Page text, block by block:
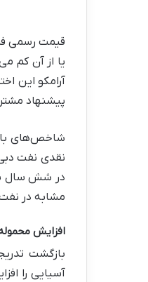
قیمت رسمی
یا از آن کم
آرامکو این
پیشنهاد
شاخص‌های
مشابه در
افزایش
بازگشت